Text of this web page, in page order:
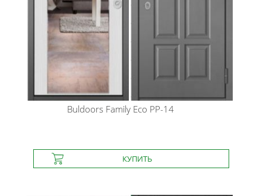
BuldoorsFamily Eco PP-14